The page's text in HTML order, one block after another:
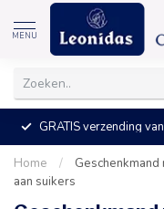
MENU
GRATIS verzending
Home /
aan suikers